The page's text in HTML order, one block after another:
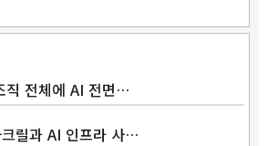
직 전체에 AI 전면…
릴과 AI 인프라 사…